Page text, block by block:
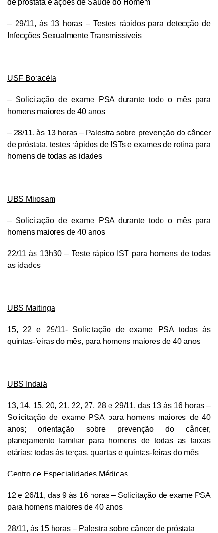
de próstata e ações de Saúde do Homem
– 29/11, às 13 horas – Testes rápidos para detecção de
Infecções Sexualmente Transmissíveis
USF Boracéia
– Solicitação de exame PSA durante todo o mês para
homens maiores de 40 anos
– 28/11, às 13 horas – Palestra sobre prevenção do câncer
de próstata, testes rápidos de ISTs e exames de rotina para
homens de todas as idades
UBS Mirosam
– Solicitação de exame PSA durante todo o mês para
homens maiores de 40 anos
22/11 às 13h30 – Teste rápido IST para homens de todas
as idades
UBS Maitinga
15, 22 e 29/11- Solicitação de exame PSA todas às
quintas-feiras do mês, para homens maiores de 40 anos
UBS Indaiá
13, 14, 15, 20, 21, 22, 27, 28 e 29/11, das 13 às 16 horas –
Solicitação de exame PSA para homens maiores de 40
anos; orientação sobre prevenção do câncer,
planejamento familiar para homens de todas as faixas
etárias; todas às terças, quartas e quintas-feiras do mês
Centro de Especialidades Médicas
12 e 26/11, das 9 às 16 horas – Solicitação de exame PSA
para homens maiores de 40 anos
28/11, às 15 horas – Palestra sobre câncer de próstata